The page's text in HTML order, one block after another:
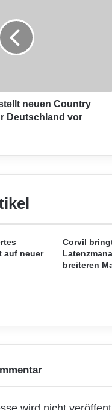
neuen Country
Deutschland vor
auf neuer
Corvil
breiteren